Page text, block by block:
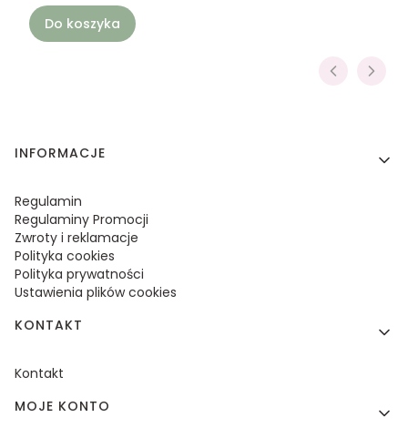
Do koszyka
Linki w stopce
INFORMACJE
Regulamin
Regulaminy Promocji
Zwroty i reklamacje
Polityka cookies
Polityka prywatności
Ustawienia plików cookies
KONTAKT
Kontakt
MOJE KONTO